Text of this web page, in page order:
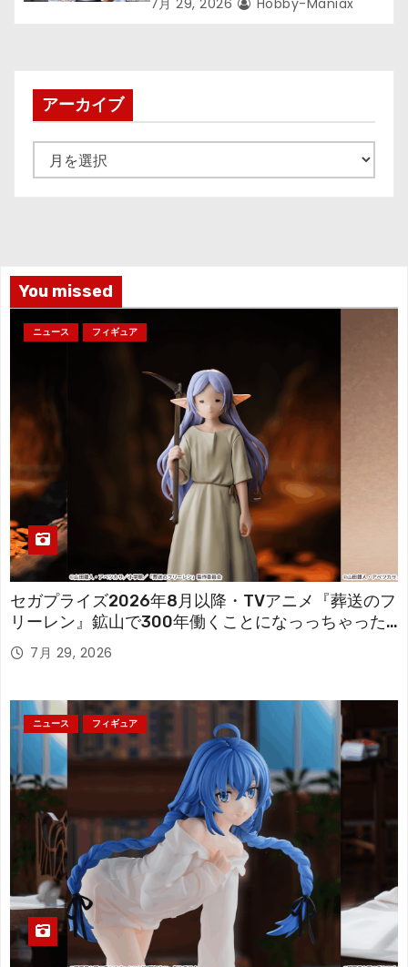
7月 29, 2026 Hobby-Maniax
アーカイブ
ー
You missed
ニュース フィギュア
セガプライズ2026年8月以降・TVアニメ『葬送のフ
リーレン』鉱山で300年働くことになっっちゃった
「フリーレン」を立体化！
7月 29, 2026
ニュース フィギュア